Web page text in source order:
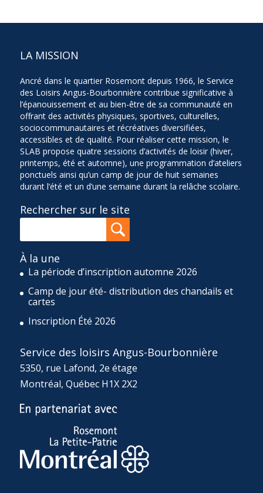
LA MISSION
Ancré dans le quartier Rosemont depuis 1966, le Service
des Loisirs Angus-Bourbonnière contribue significative à
l’épanouissement et au bien-être de sa communauté en
offrant des activités physiques, sportives, culturelles,
sociocommunautaires et récréatives diversifiées,
accessibles et de qualité. Pour réaliser cette mission, le
SLAB propose quatre sessions d’activités de loisir (hiver,
printemps, été et automne), une programmation d’ateliers
ponctuels ainsi qu’un camp de jour de huit semaines
durant l’été et un d’une semaine durant la relâche scolaire.
Rechercher sur le site
À la une
La période d’inscription automne 2026
Camp de jour été- distribution des chandails et
cartes
Inscription Été 2026
Service des loisirs Angus-Bourbonnière
5350, rue Lafond, 2e étage
Montréal, Québec H1X 2X2